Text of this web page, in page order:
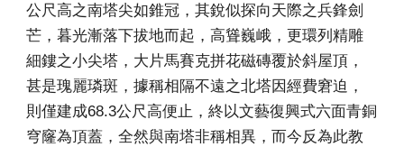
公尺高之南塔尖如錐冠，其銳似探向天際之兵鋒劍
芒，暮光漸落下拔地而起，高聳巍峨，更環列精雕
細鏤之小尖塔，大片馬賽克拼花磁磚覆於斜屋頂，
甚是瑰麗璘斑，據稱相隔不遠之北塔因經費窘迫，
則僅建成68.3公尺高便止，終以文藝復興式六面青銅
穹窿為頂蓋，全然與南塔非稱相異，而今反為此教